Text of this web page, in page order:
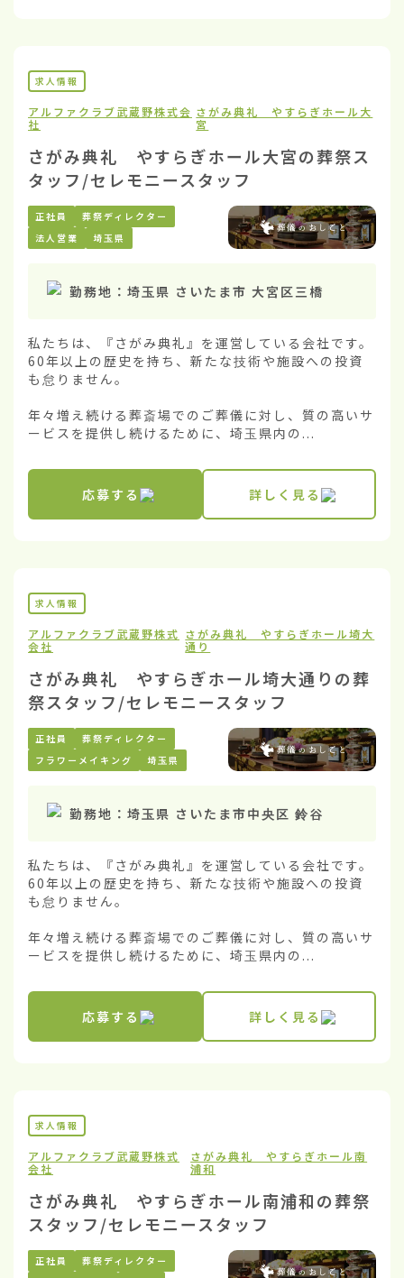
求人情報
アルファクラブ武蔵野株式会
社
さがみ典礼 やすらぎホール大
宮
さがみ典礼 やすらぎホール大宮の葬祭ス
タッフ/セレモニースタッフ
正社員
葬祭ディレクター
法人営業
埼玉県
勤務地： 埼玉県 さいたま市 大宮区三橋
私たちは、『さがみ典礼』を運営している会社です。
60年以上の歴史を持ち、新たな技術や施設への投資
も怠りません。
年々増え続ける葬斎場でのご葬儀に対し、質の高いサ
ービスを提供し続けるために、埼玉県内の...
応募する 詳しく見る
求人情報
アルファクラブ武蔵野株式
会社
さがみ典礼 やすらぎホール埼大
通り
さがみ典礼 やすらぎホール埼大通りの葬
祭スタッフ/セレモニースタッフ
正社員
葬祭ディレクター
フラワーメイキング
埼玉県
勤務地： 埼玉県 さいたま市中央区 鈴谷
私たちは、『さがみ典礼』を運営している会社です。
60年以上の歴史を持ち、新たな技術や施設への投資
も怠りません。
年々増え続ける葬斎場でのご葬儀に対し、質の高いサ
ービスを提供し続けるために、埼玉県内の...
応募する 詳しく見る
求人情報
アルファクラブ武蔵野株式
会社
さがみ典礼 やすらぎホール南
浦和
さがみ典礼 やすらぎホール南浦和の葬祭
スタッフ/セレモニースタッフ
正社員
葬祭ディレクター